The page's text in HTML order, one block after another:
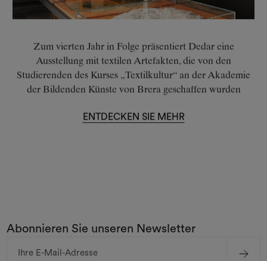
Zum vierten Jahr in Folge präsentiert Dedar eine
Ausstellung mit textilen Artefakten, die von den
Studierenden des Kurses „Textilkultur“ an der Akademie
der Bildenden Künste von Brera geschaffen wurden
ENTDECKEN SIE MEHR
Abonnieren Sie unseren Newsletter
Mail-